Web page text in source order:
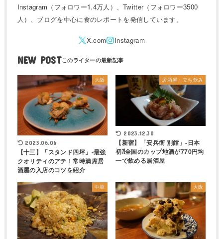
Instagram（フォロワー1.4万人）、Twitter（フォロワー3500
人）、ブログを中心に食のレポートを発信しています。
NEW POST
大阪
2023.06.06
【十三】「スタンド四坪」-最強
クオリティのアテ！常時満席居
酒屋の入店のコツを紹介
居酒屋・立ち飲み
2023.12.30
【新宿】「安兵衛 別館」-日本
初⁈全国のカップ地酒が770円均
一で飲める居酒屋
中華 大阪